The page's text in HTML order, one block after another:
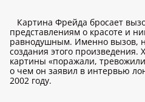
Картина Фрейда бросает
представлениям о красоте и
равнодушным. Именно вызов,
создания этого произведения.
картины «поражали,
о чем он заявил в интервью
2002 году.